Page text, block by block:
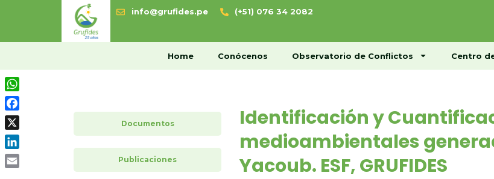
info@grufides.pe (+51) 076 34 2082
Home Conócenos Observatorio de Conflictos Centro
Home Conócenos
Documentos
Publicaciones
Identificación y
medioambientales
Yacoub. ESF, GRUFIDES
WhatsApp
Facebook
X
LinkedIn